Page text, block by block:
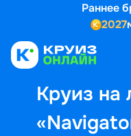
Раннее
2027
Круиз на